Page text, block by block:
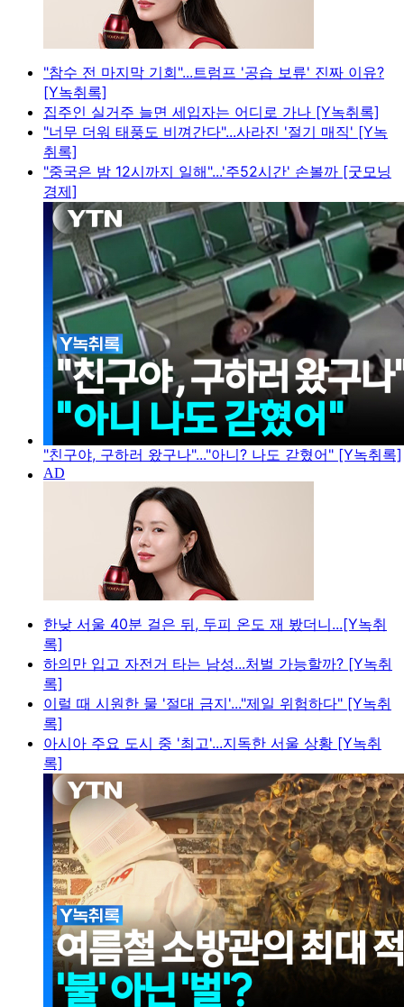
"참수 전 마지막 기회"...트럼프 '공습 보류' 진짜 이유?
[Y녹취록]
집주인 실거주 늘면 세입자는 어디로 가나 [Y녹취록]
"너무 더워 태풍도 비껴간다"...사라진 '절기 매직' [Y녹
취록]
"중국은 밤 12시까지 일해"...'주52시간' 손볼까 [굿모닝
경제]
"친구야, 구하러 왔구나"..."아니? 나도 갇혔어" [Y녹취록]
한낮 서울 40분 걸은 뒤, 두피 온도 재 봤더니...[Y녹취
록]
하의만 입고 자전거 타는 남성...처벌 가능할까? [Y녹취
록]
이럴 때 시원한 물 '절대 금지'..."제일 위험하다" [Y녹취
록]
아시아 주요 도시 중 '최고'...지독한 서울 상황 [Y녹취
록]